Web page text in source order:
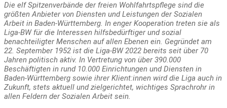
Die elf Spitzenverbände der freien Wohlfahrtspflege sind die
größten Anbieter von Diensten und Leistungen der Sozialen
Arbeit in Baden-Württemberg. In enger Kooperation treten sie als
Liga-BW für die Interessen hilfsbedürftiger und sozial
benachteiligter Menschen auf allen Ebenen ein. Gegründet am
22. September 1952 ist die Liga-BW 2022 bereits seit über 70
Jahren politisch aktiv. In Vertretung von über 390.000
Beschäftigten in rund 10.000 Einrichtungen und Diensten in
Baden-Württemberg sowie ihrer Klient:innen wird die Liga auch in
Zukunft, stets aktuell und zielgerichtet, wichtiges Sprachrohr in
allen Feldern der Sozialen Arbeit sein.